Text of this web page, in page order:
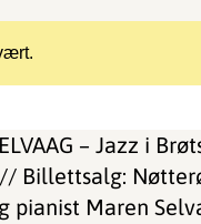
– Jazz i
Billettsalg:
pianist Maren